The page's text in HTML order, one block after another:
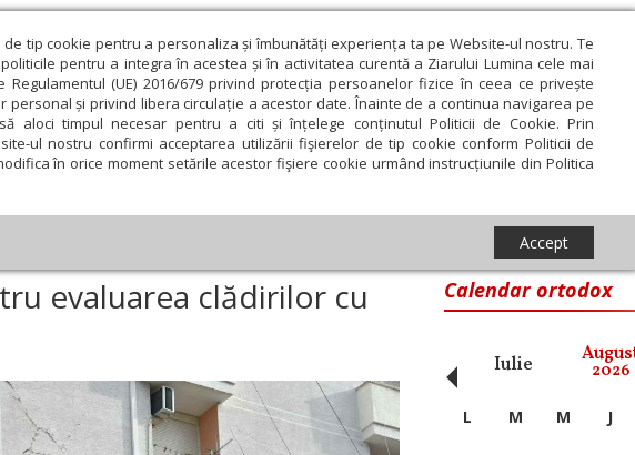
tip cookie pentru a personaliza și îmbunătăți experiența ta pe Website-ul nostru. Te
pentru a integra în acestea și în activitatea curentă a Ziarului Lumina cele mai
(UE) 2016/679 privind protecția persoanelor fizice în ceea ce privește
personal și privind libera circulație a acestor date. Înainte de a continua navigarea pe
aloci timpul necesar pentru a citi și înțelege conținutul Politicii de Cookie. Prin
ul nostru confirmi acceptarea utilizării fişierelor de tip cookie conform Politicii de
în orice moment setările acestor fişiere cookie urmând instrucțiunile din Politica
Accept
și spiritualitate Educaţie și Cultură Societate
Analiză Reportaj Psihologie Religie și știință Familie
Opinii
informatică pentru evaluarea clădirilor cu risc seismic
evaluarea clădirilor cu
Calendar ortodox
Iulie 2026
‹ L M M J